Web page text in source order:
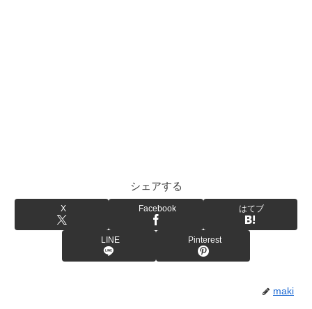
シェアする
X Facebook はてブ
LINE Pinterest
maki